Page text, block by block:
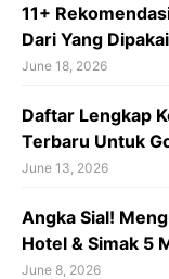
11+
Dari Yang
June 18, 2026
Daftar Lengkap
Terbaru Untuk
June 13, 2026
Angka Sial!
Hotel & Simak 5
June 8, 2026